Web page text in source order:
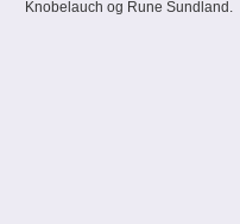
Knobelauch og Rune Sundland.